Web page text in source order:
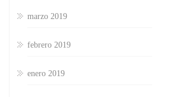
marzo 2019
febrero 2019
enero 2019